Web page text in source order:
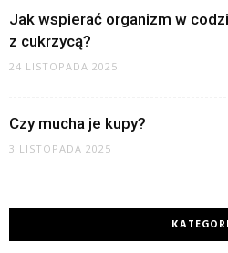
Jak wspierać organizm w
z cukrzycą?
24 LISTOPADA 2025
Czy mucha je kupy?
3 LISTOPADA 2025